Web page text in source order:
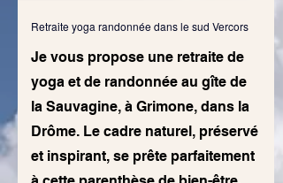
Retraite yoga randonnée dans le sud Vercors
Je vous propose une retraite de
yoga et de randonnée au gîte de
la Sauvagine, à Grimone, dans la
Drôme. Le cadre naturel, préservé
et inspirant, se prête parfaitement